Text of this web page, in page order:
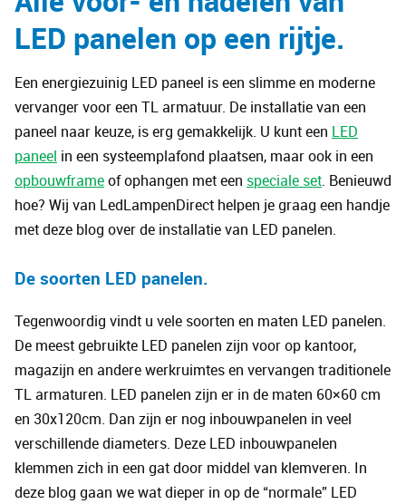
LED panelen op een rijtje.
Een energiezuinig LED paneel is een slimme en moderne
vervanger voor een TL armatuur. De installatie van een
paneel naar keuze, is erg gemakkelijk. U kunt een LED
paneel in een systeemplafond plaatsen, maar ook in een
opbouwframeof ophangen met een speciale set. Benieuwd
hoe? Wij van LedLampenDirect helpen je graag een handje
met deze blog over de installatie van LED panelen.
De soorten LED panelen.
Tegenwoordig vindt u vele soorten en maten LED panelen.
De meest gebruikte LED panelen zijn voor op kantoor,
magazijn en andere werkruimtes en vervangen traditionele
TL armaturen. LED panelen zijn er in de maten 60×60 cm
en 30x120cm. Dan zijn er nog inbouwpanelen in veel
verschillende diameters. Deze LED inbouwpanelen
klemmen zich in een gat door middel van klemveren. In
deze blog gaan we wat dieper in op de “normale” LED